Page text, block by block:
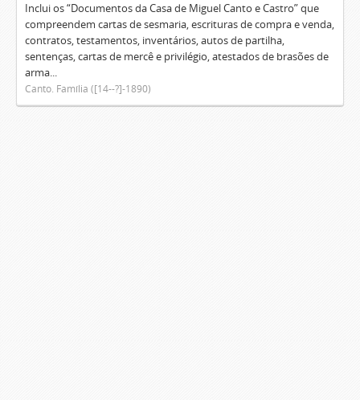
Inclui os “Documentos da Casa de Miguel Canto e Castro” que
compreendem cartas de sesmaria, escrituras de compra e venda,
contratos, testamentos, inventários, autos de partilha,
sentenças, cartas de mercê e privilégio, atestados de brasões de
arma...
Canto. Família ([14--?]-1890)